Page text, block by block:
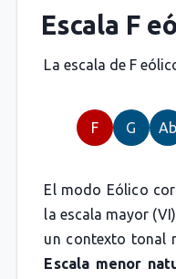
Escala F
La escala de F
F G Ab
El modo Eólico
la escala mayor
un contexto tonal
Escala menor